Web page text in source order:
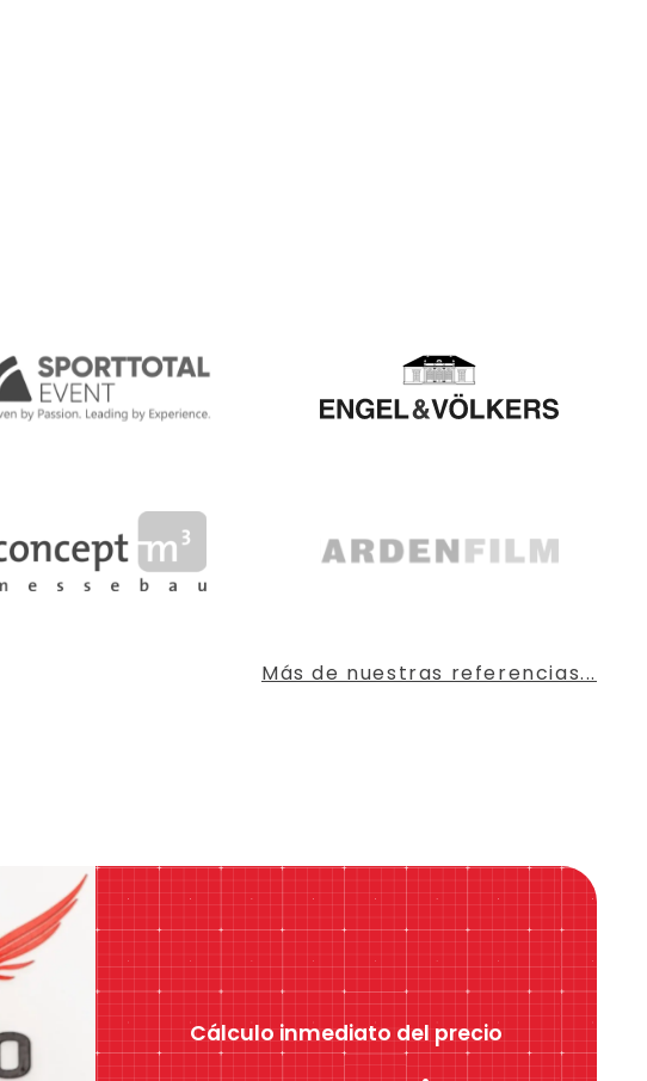
Más de nuestras referencias...
Cálculo inmediato del precio